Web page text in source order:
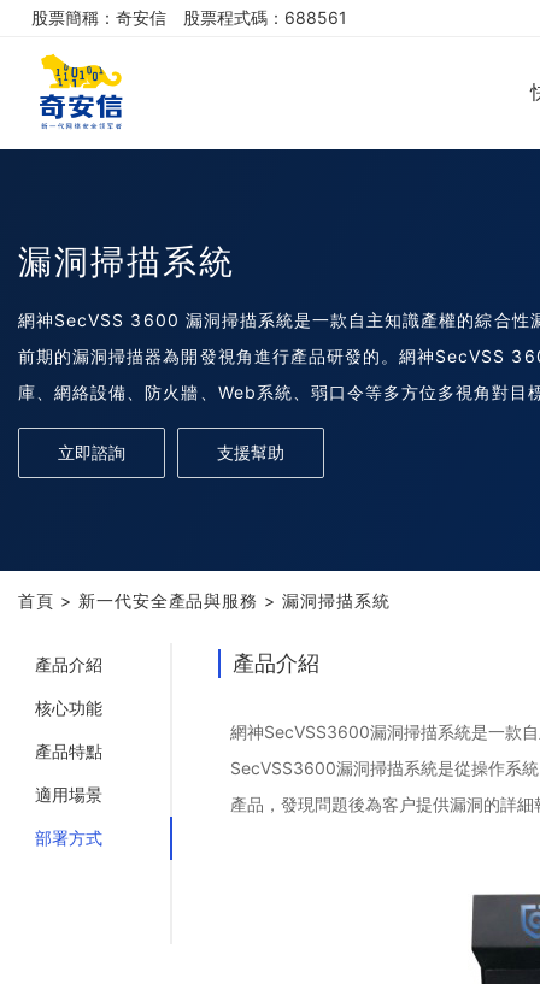
股票簡稱：奇安信 股票程式碼：688561
漏洞掃描系統
網神SecVSS 3600 漏洞掃描系統是一款自主知識產權的綜合性
前期的漏洞掃描器為開發視角進行產品研發的。網神SecVSS
庫、網絡設備、防火牆、Web系統、弱口令等多方位多視角對目
描發現產品，發現問題後為客户提供漏洞的詳細報告和解決方案
立即諮詢
支援幫助
首頁 > 新一代安全產品與服務 > 漏洞掃描系統
產品介紹
網神SecVSS3600漏洞掃描系統是一款
SecVSS3600漏洞掃描系統是從操作系
產品，發現問題後為客户提供漏洞的詳
產品介紹
核心功能
產品特點
適用場景
部署方式